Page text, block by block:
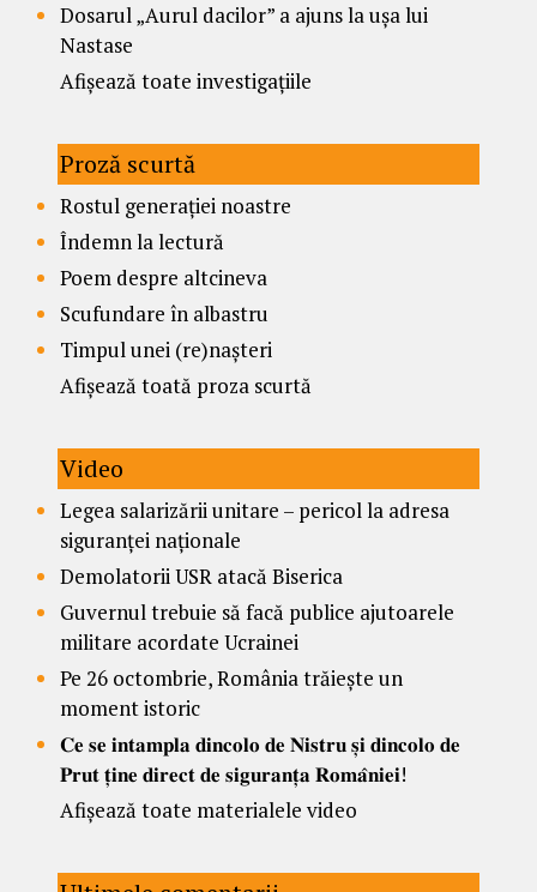
Dosarul „Aurul dacilor” a ajuns la ușa lui
Nastase
Afișează toate investigațiile
Proză scurtă
Rostul generației noastre
Îndemn la lectură
Poem despre altcineva
Scufundare în albastru
Timpul unei (re)nașteri
Afișează toată proza scurtă
Video
Legea salarizării unitare – pericol la adresa
siguranței naționale
Demolatorii USR atacă Biserica
Guvernul trebuie să facă publice ajutoarele
militare acordate Ucrainei
Pe 26 octombrie, România trăiește un
moment istoric
𝐂𝐞 𝐬𝐞 𝐢𝐧𝐭𝐚𝐦𝐩𝐥𝐚 𝐝𝐢𝐧𝐜𝐨𝐥𝐨 𝐝𝐞 𝐍𝐢𝐬𝐭𝐫𝐮 𝐬̦𝐢 𝐝𝐢𝐧𝐜𝐨𝐥𝐨 𝐝𝐞
𝐏𝐫𝐮𝐭 𝐭̦𝐢𝐧𝐞 𝐝𝐢𝐫𝐞𝐜𝐭 𝐝𝐞 𝐬𝐢𝐠𝐮𝐫𝐚𝐧𝐭̦𝐚 𝐑𝐨𝐦𝐚̂𝐧𝐢𝐞𝐢!
Afișează toate materialele video